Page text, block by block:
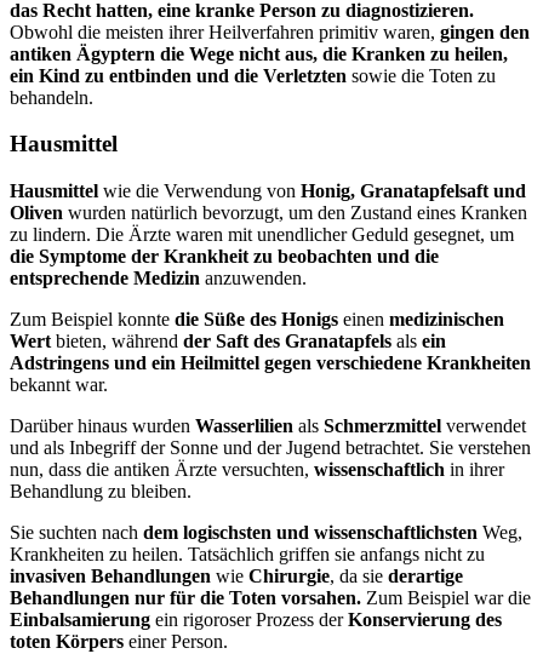
das Recht hatten, eine kranke Person zu diagnostizieren.
Obwohl die meisten ihrer Heilverfahren primitiv waren, gingen den
antiken Ägyptern die Wege nicht aus, die Kranken zu heilen,
ein Kind zu entbinden und die Verletzten sowie die Toten zu
behandeln.
Hausmittel
Hausmittel wie die Verwendung von Honig, Granatapfelsaft und
Oliven wurden natürlich bevorzugt, um den Zustand eines Kranken
zu lindern. Die Ärzte waren mit unendlicher Geduld gesegnet, um
die Symptome der Krankheit zu beobachten und die
entsprechende Medizin anzuwenden.
Zum Beispiel konnte die Süße des Honigs einen medizinischen
Wert bieten, während der Saft des Granatapfels als ein
Adstringens und ein Heilmittel gegen verschiedene Krankheiten
bekannt war.
Darüber hinaus wurden Wasserlilien als Schmerzmittel verwendet
und als Inbegriff der Sonne und der Jugend betrachtet. Sie verstehen
nun, dass die antiken Ärzte versuchten, wissenschaftlich in ihrer
Behandlung zu bleiben.
Sie suchten nach dem logischsten und wissenschaftlichsten Weg,
Krankheiten zu heilen. Tatsächlich griffen sie anfangs nicht zu
invasiven Behandlungen wie Chirurgie, da sie derartige
Behandlungen nur für die Toten vorsahen. Zum Beispiel war die
Einbalsamierung ein rigoroser Prozess derKonservierung des
toten Körpers einer Person.